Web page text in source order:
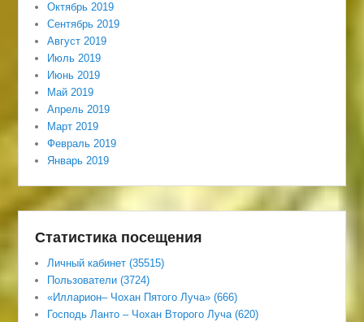
Октябрь 2019
Сентябрь 2019
Август 2019
Июль 2019
Июнь 2019
Май 2019
Апрель 2019
Март 2019
Февраль 2019
Январь 2019
Статистика посещения
Личный кабинет (35515)
Пользователи (3724)
«Илларион– Чохан Пятого Луча» (666)
Господь Ланто – Чохан Второго Луча (620)